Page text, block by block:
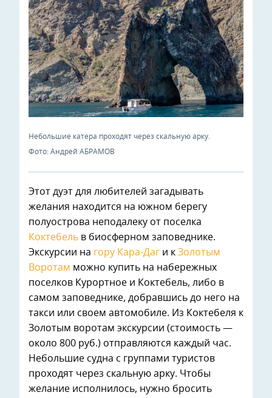
Небольшие катера проходят через скальную арку.
Фото: Андрей АБРАМОВ
Этот дуэт для любителей загадывать
желания находится на южном берегу
полуострова неподалеку от поселка
Коктебель в биосферном заповеднике.
Экскурсии на гору Кара-Даг и к Золотым
Воротам можно купить на набережных
поселков Курортное и Коктебель, либо в
самом заповеднике, добравшись до него на
такси или своем автомобиле. Из Коктебеля к
Золотым воротам экскурсии (стоимость —
около 800 руб.) отправляются каждый час.
Небольшие судна с группами туристов
проходят через скальную арку. Чтобы
желание исполнилось, нужно бросить